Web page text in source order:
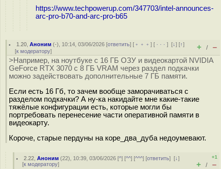
https://www.techpowerup.com/347703/intel-announces-
arc-pro-b70-and-arc-pro-b65
1.20 ,Аноним (-), 10:14, 03/06/2026 [ответить] [ ﹢﹢﹢] [ · · ·][↓] [↑]
[к модератору] + / –
>Например, на ноутбуке с 16 ГБ ОЗУ и видеокартой NVIDIA
GeForce RTX 3070 с 8 ГБ VRAM через раздел подкачки
можно задействовать дополнительные 7 ГБ памяти.
Если есть 16 Гб, то зачем вообще заморачиваться с
разделом подкачки? А ну-ка накидайте мне какие-такие
тяжёлые конфигурации есть, которые могли бы
портребовать перенесение части оперативной памяти в
видеокарту.
Короче, старые пердуны на коре_два_дуба недоумевают.
2.22 ,Аноним (22), 10:39, 03/06/2026 [^] [^^] [^^^] [ответить][↓]
[к модератору]
+1
+ / –